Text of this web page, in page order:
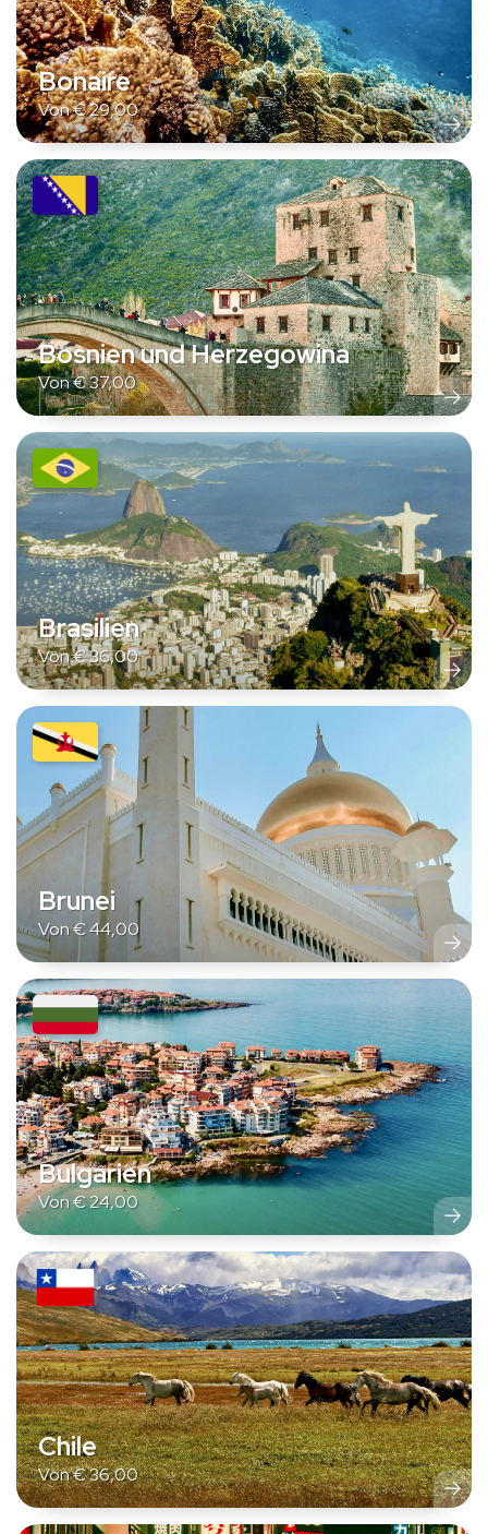
Bonaire
Von€29,00
Bosnien und Herzegowina
Von€37,00
Brasilien
Von€36,00
Brunei
Von€44,00
Bulgarien
Von€24,00
Chile
Von€36,00